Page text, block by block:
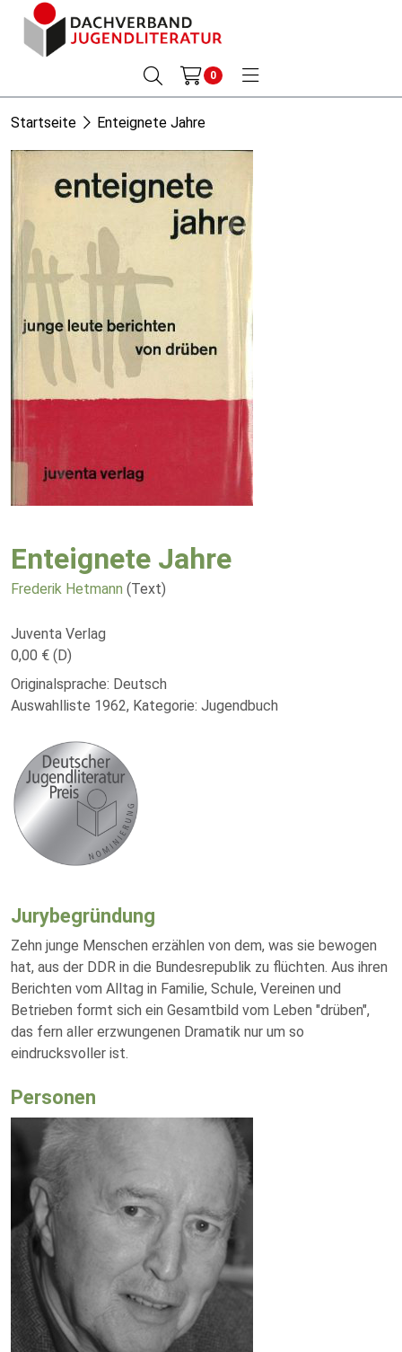
0
Startseite Enteignete Jahre
Enteignete Jahre
Frederik Hetmann (Text)
Juventa Verlag
0,00 € (D)
Originalsprache: Deutsch
Auswahlliste 1962, Kategorie: Jugendbuch
Jurybegründung
Zehn junge Menschen erzählen von dem, was sie bewogen
hat, aus der DDR in die Bundesrepublik zu flüchten. Aus ihren
Berichten vom Alltag in Familie, Schule, Vereinen und
Betrieben formt sich ein Gesamtbild vom Leben "drüben",
das fern aller erzwungenen Dramatik nur um so
eindrucksvoller ist.
Personen